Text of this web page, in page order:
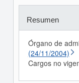
Resumen
Órgano de
(24/11/2004)
Cargos no